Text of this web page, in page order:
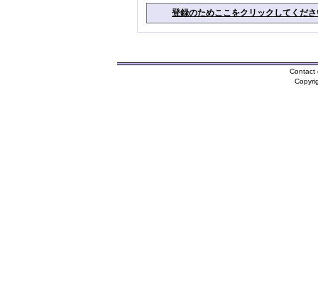
登録のためここをクリックしてくだ
Contact